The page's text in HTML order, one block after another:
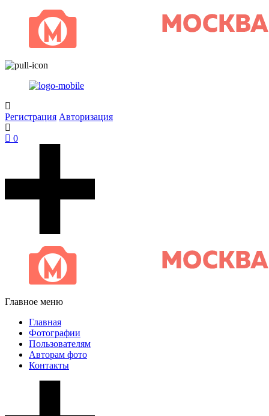
Регистрация Авторизация
0
Главное меню
Главная
Фотографии
Пользователям
Авторам фото
Контакты